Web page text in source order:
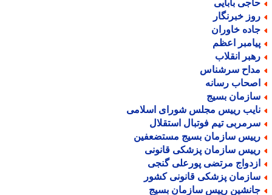
بابایی
خبرنگار
خاوران
اعظم
انقلاب
سرشناس
رسانه
بسیج
رییس مجلس شورای اسلامی
تیم فوتبال استقلال
سازمان بسیج مستضعفین
سازمان پزشکی قانونی
مرتضی پورعلی گنجی
پزشکی قانونی کشور
رییس سازمان بسیج